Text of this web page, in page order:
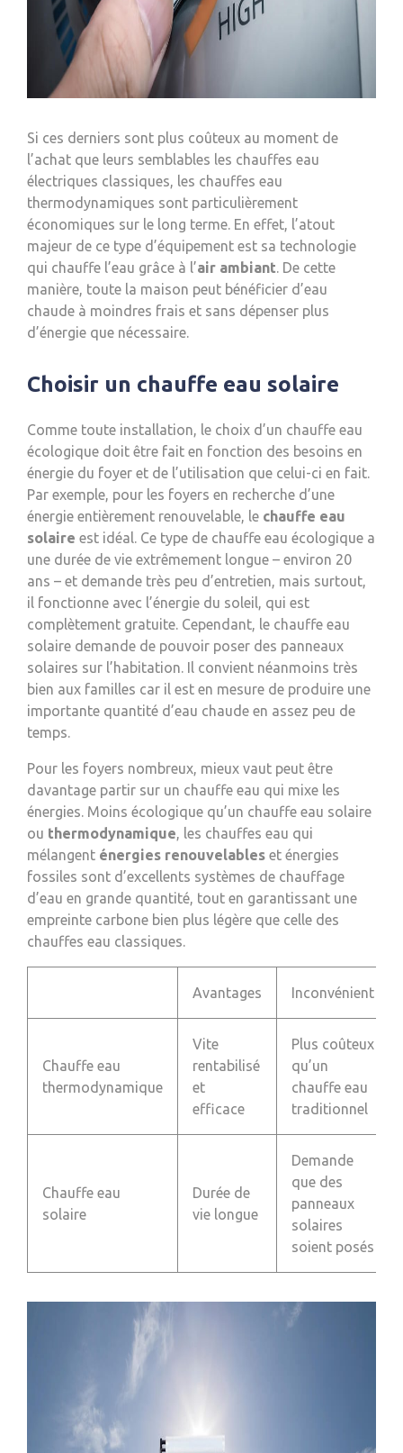
Si ces derniers sont plus coûteux au moment de
l’achat que leurs semblables les chauffes eau
électriques classiques, les chauffes eau
thermodynamiques sont particulièrement
économiques sur le long terme. En effet, l’atout
majeur de ce type d’équipement est sa technologie
qui chauffe l’eau grâce à l’air ambiant. De cette
manière, toute la maison peut bénéficier d’eau
chaude à moindres frais et sans dépenser plus
d’énergie que nécessaire.
Choisir un chauffe eau solaire
Comme toute installation, le choix d’un chauffe eau
écologique doit être fait en fonction des besoins en
énergie du foyer et de l’utilisation que celui-ci en fait.
Par exemple, pour les foyers en recherche d’une
énergie entièrement renouvelable, le chauffe eau
solaire est idéal. Ce type de chauffe eau écologique a
une durée de vie extrêmement longue – environ 20
ans – et demande très peu d’entretien, mais surtout,
il fonctionne avec l’énergie du soleil, qui est
complètement gratuite. Cependant, le chauffe eau
solaire demande de pouvoir poser des panneaux
solaires sur l’habitation. Il convient néanmoins très
bien aux familles car il est en mesure de produire une
importante quantité d’eau chaude en assez peu de
temps.
Pour les foyers nombreux, mieux vaut peut être
davantage partir sur un chauffe eau qui mixe les
énergies. Moins écologique qu’un chauffe eau solaire
ou thermodynamique, les chauffes eau qui
mélangent énergies renouvelables et énergies
fossiles sont d’excellents systèmes de chauffage
d’eau en grande quantité, tout en garantissant une
empreinte carbone bien plus légère que celle des
chauffes eau classiques.
Avantages Inconvénient
Chauffe eau
thermodynamique
Vite
rentabilisé
et
efficace
Plus coûteux
qu’un
chauffe eau
traditionnel
Chauffe eau
solaire
Durée de
vie longue
Demande
que des
panneaux
solaires
soient posés